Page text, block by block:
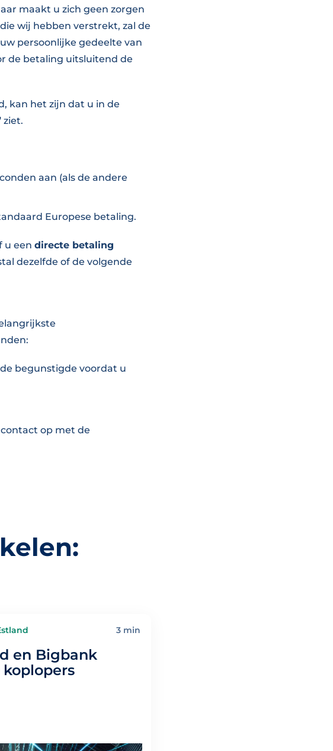
maakt u zich geen zorgen
wij hebben verstrekt, zal de
persoonlijke gedeelte van
de betaling uitsluitend de
kan het zijn dat u in de
ziet.
aan (als de andere
Europese betaling.
u een directe betaling
dezelfde of de volgende
begunstigde voordat u
op met de
3 min
en Bigbank